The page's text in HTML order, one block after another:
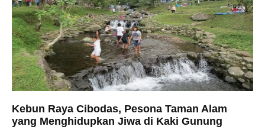
Kebun Raya Cibodas, Pesona Taman Alam
yang Menghidupkan Jiwa di Kaki Gunung